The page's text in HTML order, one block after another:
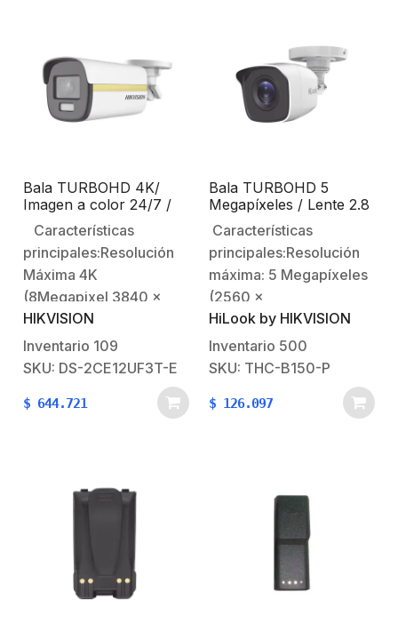
iluminar el sitio para
mantener la imagen
siempre a color)Soporta
siempre a color)WDR de
130dBCaracterísticas
Físicas y
Eléctricas:Temperatura
Bala TURBOHD 4K/
Imagen a color 24/7 /
Lente 2.8 mm / METAL /
Luz Blanca 40 mts /
Exterior IP67 / WDR 130
dB
Características
principales:Resolución
Máxima 4K
(8Megapixel 3840 x
2160) Iluminación
minima: 0.0005 Lux @
(F1.0, AGC ON)Lente
fijo: 2.8 mm (Angulo de
apertura 93°)40 Metros
siempre a color)WDR de
Físicas y
Eléctricas:Temperatura
de Operación:…
HIKVISION
Inventario 109
SKU: DS-2CE12UF3T-E
$ 644.721
Bala TURBOHD 5
Megapíxeles / Lente 2.8
mm (Gran Angular) /
Exterior IP66 / IR EXIR
20 mts / TVI-AHD-CVI-
CVBS / Policarbonato
Características
principales:Resolución
máxima: 5 Megapíxeles
(2560 x
1944)Iluminación
mínima: 0.01 Lux @
(F1.2, AGC ON), 0 Lux
con IR.Lente fijo: 2.8 mm
(ángulo de apertura
tecnologías (TVI / AHD /
CVI / CVBS).Funciones:
dWDR / BLC /
AGC.Características…
HiLook by HIKVISION
Inventario 500
SKU: THC-B150-P
$ 126.097